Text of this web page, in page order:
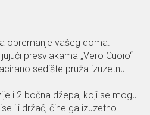
opremanje vašeg doma.
presvlakama „Vero Cuoio“
sedište pruža izuzetnu
i 2 bočna džepa, koji se mogu
ili držač, čine ga izuzetno